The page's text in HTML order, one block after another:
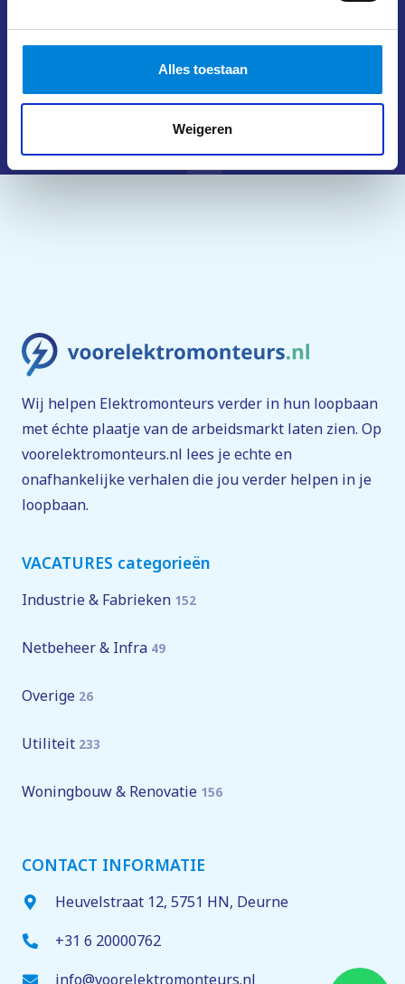
Alles toestaan
Weigeren
E-
*
Wij helpen Elektromonteurs verder in hun loopbaan
met échte plaatje van de arbeidsmarkt laten zien. Op
voorelektromonteurs.nl lees je echte en
onafhankelijke verhalen die jou verder helpen in je
loopbaan.
VACATURES categorieën
Industrie & Fabrieken 152
Netbeheer & Infra 49
Overige 26
Utiliteit 233
Woningbouw & Renovatie 156
CONTACT INFORMATIE
Heuvelstraat 12,5751 HN, Deurne
+31 6 20000762
info@voorelektromonteurs.nl